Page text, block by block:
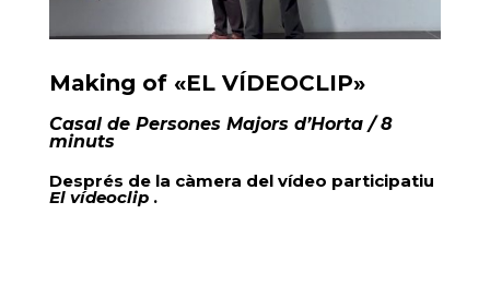
Making of «EL VÍDEOCLIP»
Casal de Persones Majors d’Horta / 8
minuts
Després de la càmera del vídeo participatiu
El vídeoclip.